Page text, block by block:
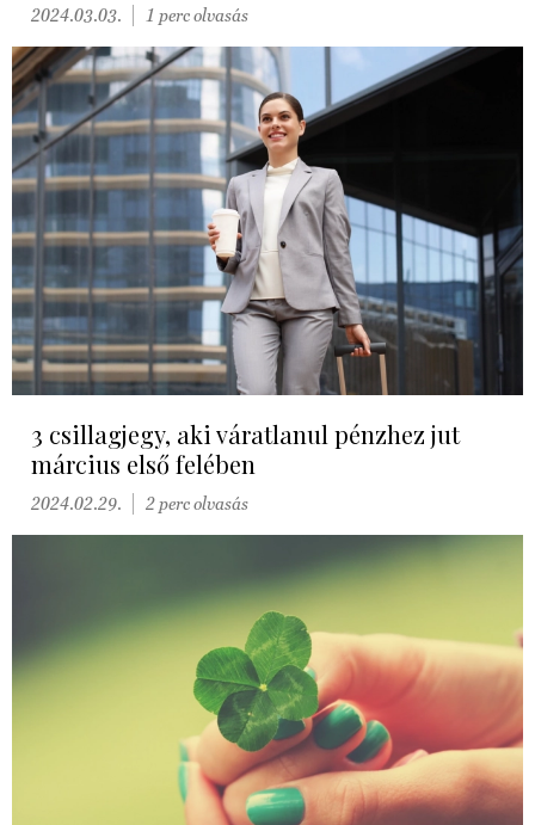
2024.03.03. 1 perc olvasás
3 csillagjegy, aki váratlanul pénzhez jut
március első felében
2024.02.29. 2 perc olvasás